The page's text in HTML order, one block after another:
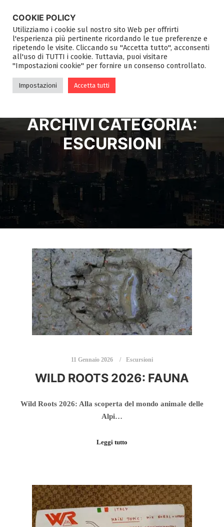
ARCHIVI CATEGORIA:
ESCURSIONI
11 Gennaio 2026 Escursioni
WILD ROOTS 2026: FAUNA
Wild Roots 2026: Alla scoperta del mondo animale delle
Alpi…
Leggi tutto
COOKIE POLICY
Utilizziamo i cookie sul nostro sito Web per offrirti
l'esperienza più pertinente ricordando le tue preferenze e
ripetendo le visite. Cliccando su "Accetta tutto", acconsenti
all'uso di TUTTI i cookie. Tuttavia, puoi visitare
"Impostazioni cookie" per fornire un consenso controllato.
Impostazioni Accetta tutti